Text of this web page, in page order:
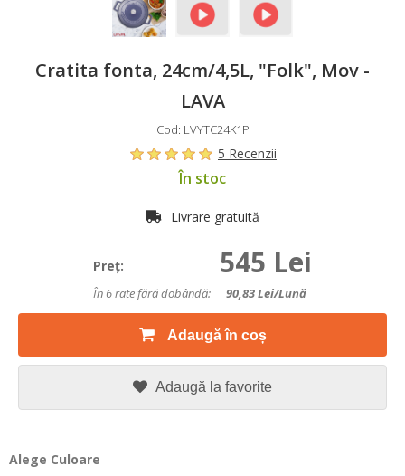
Cratita fonta, 24cm/4,5L, "Folk", Mov -
LAVA
Cod: LVYTC24K1P
5 Recenzii
În stoc
Livrare gratuită
Preţ: 545 Lei
În 6 rate fără dobândă: 90,83Lei/lună
Adaugă în coș
Adaugă la favorite
Alege Culoare